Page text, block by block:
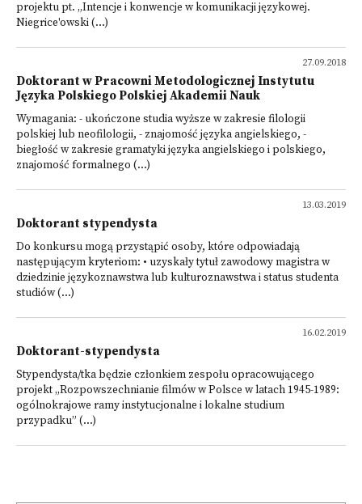
projektu pt. „Intencje i konwencje w komunikacji językowej.
Niegrice'owski (...)
27.09.2018
Doktorant w Pracowni Metodologicznej Instytutu
Języka Polskiego Polskiej Akademii Nauk
Wymagania: - ukończone studia wyższe w zakresie filologii
polskiej lub neofilologii, - znajomość języka angielskiego, -
biegłość w zakresie gramatyki języka angielskiego i polskiego,
znajomość formalnego (...)
13.03.2019
Doktorant stypendysta
Do konkursu mogą przystąpić osoby, które odpowiadają
następującym kryteriom: • uzyskały tytuł zawodowy magistra w
dziedzinie językoznawstwa lub kulturoznawstwa i status studenta
studiów (...)
16.02.2019
Doktorant-stypendysta
Stypendysta/tka będzie członkiem zespołu opracowującego
projekt „Rozpowszechnianie filmów w Polsce w latach 1945-1989:
ogólnokrajowe ramy instytucjonalne i lokalne studium
przypadku” (...)